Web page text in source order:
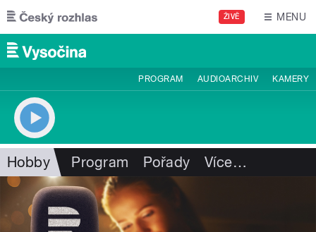
Přejít k hlavnímu obsahu
ŽIVĚ MENU
PROGRAM AUDIOARCHIV KAMERY
Hobby Program Pořady Více…